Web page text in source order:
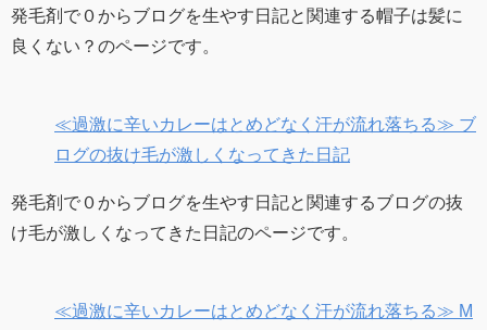
発毛剤で０からブログを生やす日記と関連する帽子は髪に
良くない？のページです。
≪過激に辛いカレーはとめどなく汗が流れ落ちる≫ ブ
ログの抜け毛が激しくなってきた日記
発毛剤で０からブログを生やす日記と関連するブログの抜
け毛が激しくなってきた日記のページです。
≪過激に辛いカレーはとめどなく汗が流れ落ちる≫ M